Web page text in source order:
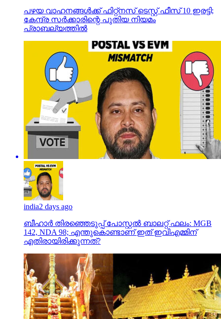
പഴയ വാഹനങ്ങള്‍ക്ക് ഫിറ്റ്‌നസ് ടെസ്റ്റ് ഫീസ് 10 ഇരട്ടി;
കേന്ദ്ര സര്‍ക്കാരിന്റെ പുതിയ നിയമം
പ്രാബല്യത്തില്‍
india2 days ago
ബീഹാർ തിരഞ്ഞെടുപ്പ് പോസ്റ്റൽ ബാലറ്റ് ഫലം: MGB
142, NDA 98; എന്തുകൊണ്ടാണ് ഇത് ഇവിഎമ്മിന്
എതിരായിരിക്കുന്നത്?